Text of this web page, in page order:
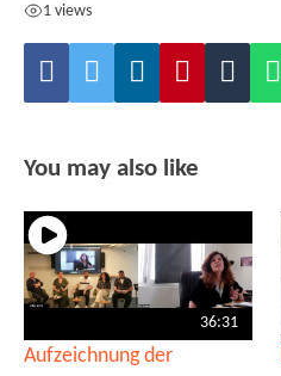
1 views
You may also like
36:31
Aufzeichnung der